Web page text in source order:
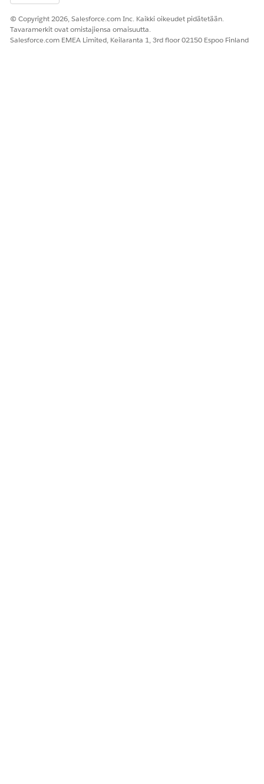
© Copyright 2026, Salesforce.com Inc. Kaikki oikeudet pidätetään.
Tavaramerkit ovat omistajiensa omaisuutta.
Salesforce.com EMEA Limited, Keilaranta 1, 3rd floor 02150 Espoo Finland